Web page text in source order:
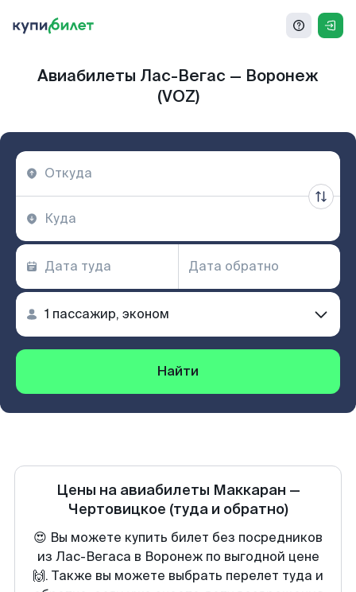
Авиабилеты Лас-Вегас — Воронеж
(VOZ)
Найти
Цены на авиабилеты Маккаран —
Чертовицкое (туда и обратно)
😍 Вы можете купить билет без посредников
из Лас-Вегаса в Воронеж по выгодной цене
🙌. Также вы можете выбрать перелет туда и